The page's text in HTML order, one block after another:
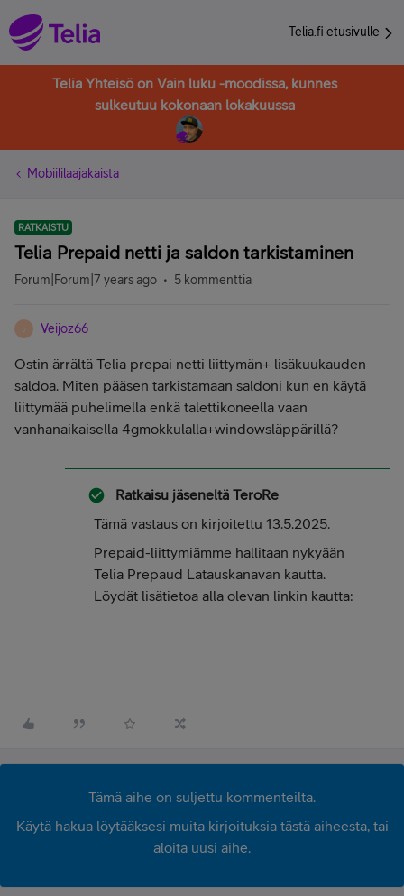
Telia.fi etusivulle
Telia Yhteisö on Vain luku -moodissa, kunnes
sulkeutuu kokonaan lokakuussa
Mobiililaajakaista
RATKAISTU
Telia Prepaid netti ja saldon tarkistaminen
Forum|Forum|7 years ago 5 kommenttia
V Veijoz66
Ostin ärrältä Telia prepai netti liittymän+ lisäkuukauden
saldoa. Miten pääsen tarkistamaan saldoni kun en käytä
liittymää puhelimella enkä talettikoneella vaan
vanhanaikaisella 4gmokkulalla+windowsläppärillä?
Ratkaisu jäseneltä TeroRe
Tämä vastaus on kirjoitettu 13.5.2025.
Prepaid-liittymiämme hallitaan nykyään
Telia Prepaud Latauskanavan kautta.
Löydät lisätietoa alla olevan linkin kautta:
Tämä aihe on suljettu kommenteilta.
Käytä hakua löytääksesi muita kirjoituksia tästä aiheesta, tai
aloita uusi aihe.